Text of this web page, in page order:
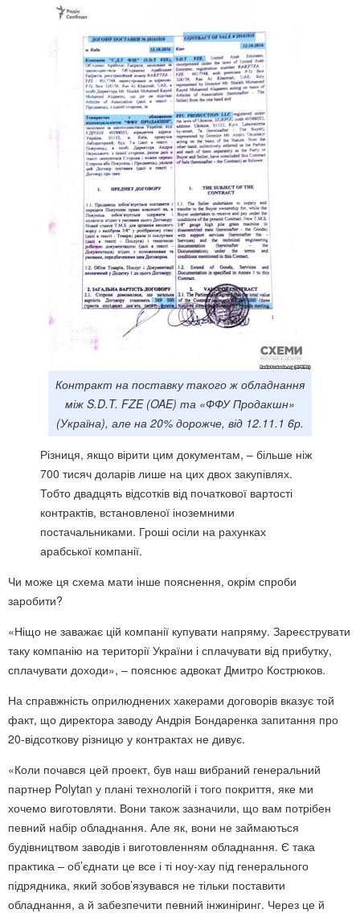
Контракт на поставку такого ж обладнання
між S.D.T. FZE (OAE) та «ФФУ Продакшн»
(Україна), але на 20% дорожче, від 12.11.1 6р.
Різниця, якщо вірити цим документам, – більше ніж
700 тисяч доларів лише на цих двох закупівлях.
Тобто двадцять відсотків від початкової вартості
контрактів, встановленої іноземними
постачальниками. Гроші осіли на рахунках
арабської компанії.
Чи може ця схема мати інше пояснення, окрім спроби
заробити?
«Ніщо не заважає цій компанії купувати напряму. Зареєструвати
таку компанію на території України і сплачувати від прибутку,
сплачувати доходи», – пояснює адвокат Дмитро Кострюков.
На справжність оприлюднених хакерами договорів вказує той
факт, що директора заводу Андрія Бондаренка запитання про
20-відсоткову різницю у контрактах не дивує.
«Коли почався цей проект, був наш вибраний генеральний
партнер Polytan у плані технологій і того покриття, яке ми
хочемо виготовляти. Вони також зазначили, що вам потрібен
певний набір обладнання. Але як, вони не займаються
будівництвом заводів і виготовленням обладнання. Є така
практика – об’єднати це все і ті ноу-хау під генерального
підрядника, який зобов’язувався не тільки поставити
обладнання, а й забезпечити певний інжиніринг. Через це й